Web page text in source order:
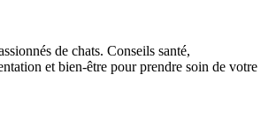
de chats. Conseils santé,
et bien-être pour prendre soin de votre